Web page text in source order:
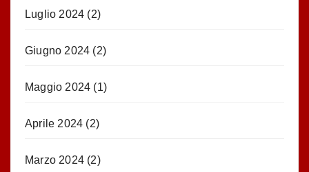
Luglio 2024 (2)
Giugno 2024 (2)
Maggio 2024 (1)
Aprile 2024 (2)
Marzo 2024 (2)